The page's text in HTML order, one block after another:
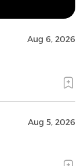
Aug 6, 2026
Aug 5, 2026